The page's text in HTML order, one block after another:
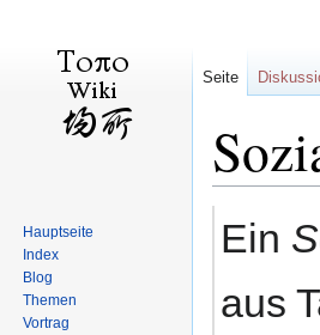
Navigation
Suche
Ein
aus
Seite
Hauptseite
Index
Blog
Themen
Vortrag